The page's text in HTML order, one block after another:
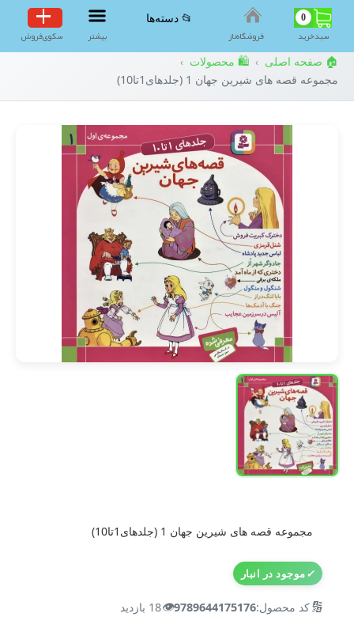
0
سبد‌خرید فروشگاه‌ناز
📂 دسته‌ها
بیشتر سکوی‌فروش
🏠 صفحه اصلی › 🛍️ محصولات ›
مجموعه قصه های شیرین جهان 1 (جلدهای1تا10)
مجموعه قصه های شیرین جهان 1 (جلدهای1تا10)
✓موجود در انبار
🔢کد محصول:9789644175176
👁️18 بازدید